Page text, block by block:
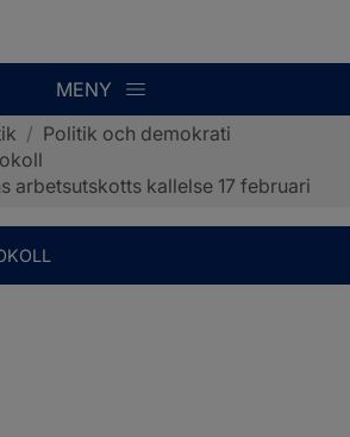
MENY
/ Politik och demokrati
arbetsutskotts kallelse 17 februari